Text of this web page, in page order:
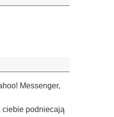
Messenger,
ciebie podniecają